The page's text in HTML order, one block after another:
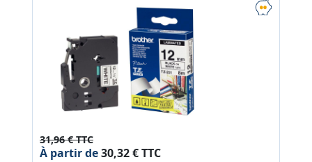
31,96 € TTC
À partir de30,32 € TTC